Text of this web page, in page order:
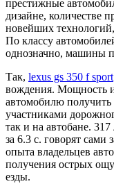
престижные
дизайне, количестве
новейших
По классу
однозначно, машины
Так, lexus gs 350 f sport
вождения. Мощность
автомобилю
участниками
так и на автобане.
за 6.3 с. говорят сами
опыта владельцев
получения острых
езды.